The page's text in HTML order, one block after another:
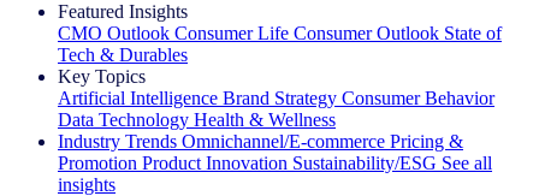
Featured Insights
CMO Outlook Consumer Life Consumer Outlook State of
Tech & Durables
Key Topics
Artificial Intelligence Brand Strategy Consumer Behavior
Data Technology Health & Wellness
Industry Trends Omnichannel/E-commerce Pricing &
Promotion Product Innovation Sustainability/ESG See all
insights